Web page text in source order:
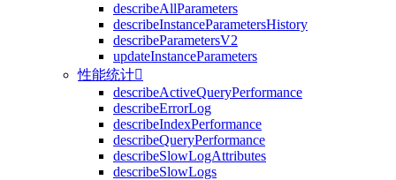
describeAllParameters
describeInstanceParametersHistory
describeParametersV2
updateInstanceParameters
性能统计
describeActiveQueryPerformance
describeErrorLog
describeIndexPerformance
describeQueryPerformance
describeSlowLogAttributes
describeSlowLogs